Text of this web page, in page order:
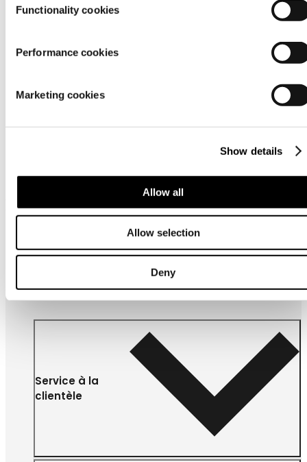
Functionality cookies
Performance cookies
Marketing cookies
Show details
Allow all
Allow selection
Deny
d'entretien
Frequently bought together
Service à la
clientèle